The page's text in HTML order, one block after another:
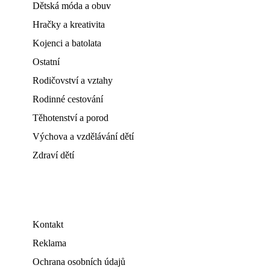
Dětská móda a obuv
Hračky a kreativita
Kojenci a batolata
Ostatní
Rodičovství a vztahy
Rodinné cestování
Těhotenství a porod
Výchova a vzdělávání dětí
Zdraví dětí
Kontakt
Reklama
Ochrana osobních údajů